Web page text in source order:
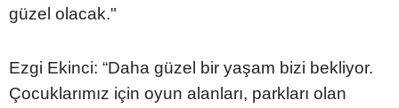
güzel olacak."
Ezgi Ekinci: “Daha güzel bir yaşam bizi bekliyor.
Çocuklarımız için oyun alanları, parkları olan